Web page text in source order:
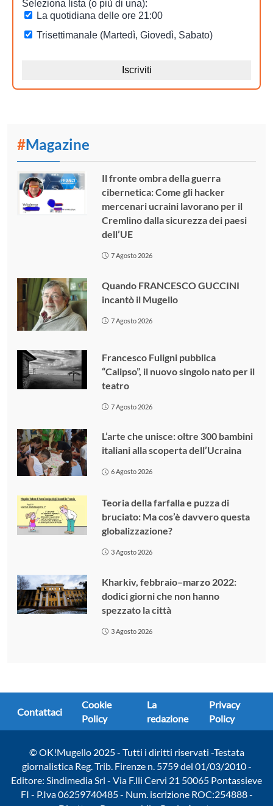
#Magazine
Il fronte ombra della guerra
cibernetica: Come gli hacker
mercenari ucraini lavorano per il
Cremlino dalla sicurezza dei paesi
dell’UE
7 Agosto 2026
Quando FRANCESCO GUCCINI
incantò il Mugello
7 Agosto 2026
Francesco Fuligni pubblica
“Calipso”, il nuovo singolo nato per il
teatro
7 Agosto 2026
L’arte che unisce: oltre 300 bambini
italiani alla scoperta dell’Ucraina
6 Agosto 2026
Teoria della farfalla e puzza di
bruciato: Ma cos’è davvero questa
globalizzazione?
3 Agosto 2026
Kharkiv, febbraio–marzo 2022:
dodici giorni che non hanno
spezzato la città
3 Agosto 2026
Contattaci
Cookie
Policy
La
redazione
Privacy
Policy
© OK!Mugello 2025 - Tutti i diritti riservati -Testata
giornalistica Reg. Trib. Firenze n. 5759 del 01/03/2010 -
Editore: Sindimedia Srl - Via F.lli Cervi 21 50065 Pontassieve
FI - P.Iva 06259740485 - Num. iscrizione ROC:254888 -